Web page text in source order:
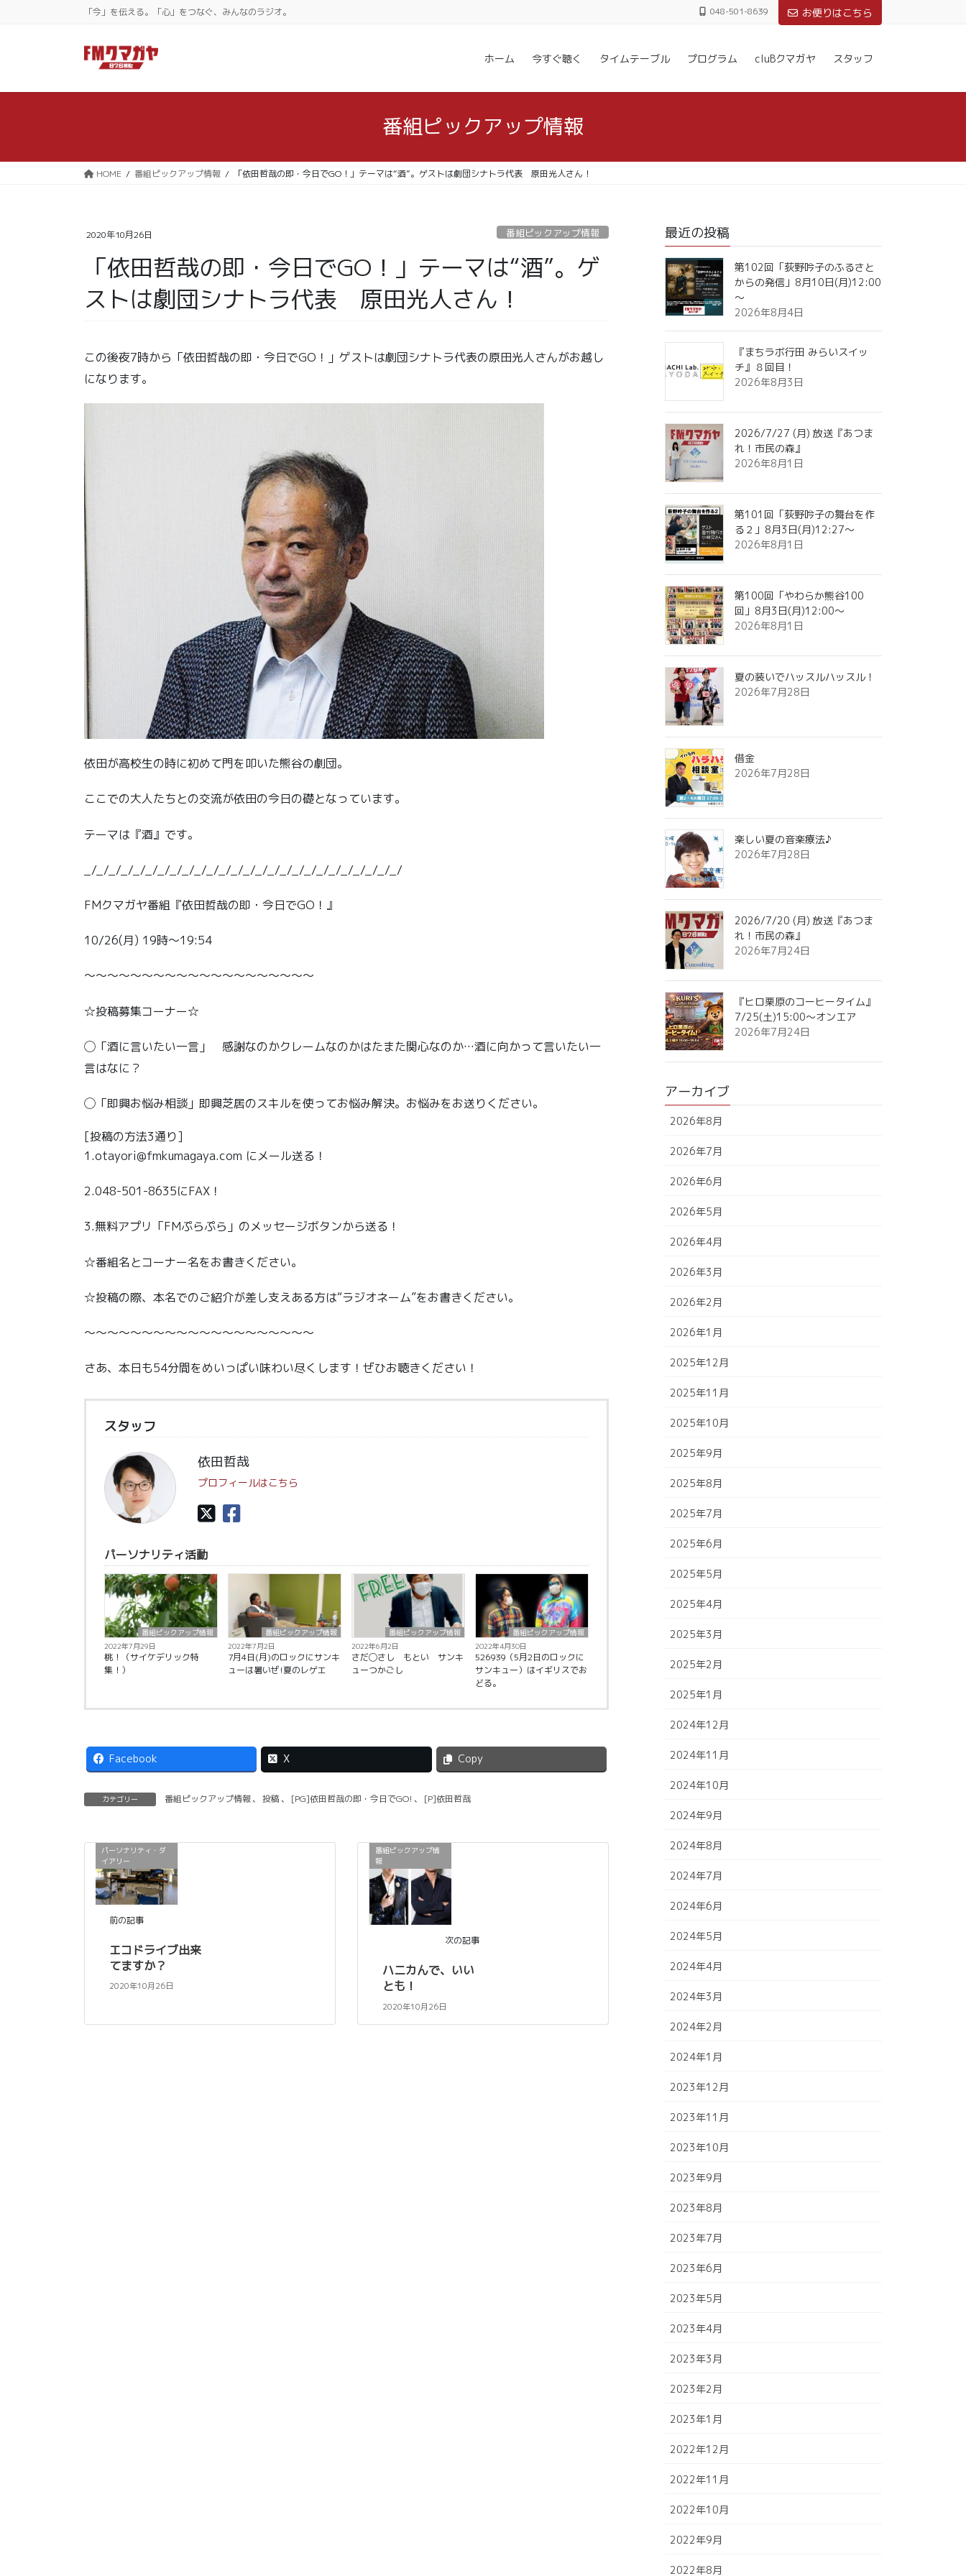
に
ョ
動
「今」を伝える。「心」をつなぐ、みんなのラジオ。 048-501-8639 お便りはこちら
ホーム 今すぐ聴く タイムテーブル プログラム cluBクマガヤ スタッフ
番組ピックアップ情報
HOME 番組ピックアップ情報 「依田哲哉の即・今日でGO！」テーマは“酒”。ゲストは劇団シナトラ代表 原田光人さん！
2020年10月26日 番組ピックアップ情報
「依田哲哉の即・今日でGO！」テーマは“酒”。ゲ
ストは劇団シナトラ代表 原田光人さん！
この後夜7時から「依田哲哉の即・今日でGO！」ゲストは劇団シナトラ代表の原田光人さんがお越し
になります。
依田が高校生の時に初めて門を叩いた熊谷の劇団。
ここでの大人たちとの交流が依田の今日の礎となっています。
テーマは『酒』です。
_/_/_/_/_/_/_/_/_/_/_/_/_/_/_/_/_/_/_/_/_/_/_/_/_/_/
FMクマガヤ番組『依田哲哉の即・今日でGO！』
10/26(月) 19時〜19:54
〜〜〜〜〜〜〜〜〜〜〜〜〜〜〜〜〜〜〜〜
☆投稿募集コーナー☆
◯「酒に言いたい一言」 感謝なのかクレームなのかはたまた関心なのか…酒に向かって言いたい一
言はなに？
◯「即興お悩み相談」即興芝居のスキルを使ってお悩み解決。お悩みをお送りください。
[投稿の方法3通り]
1.otayori@fmkumagaya.com にメール送る！
2.048-501-8635にFAX！
3.無料アプリ「FMぷらぷら」のメッセージボタンから送る！
☆番組名とコーナー名をお書きください。
☆投稿の際、本名でのご紹介が差し支えある方は“ラジオネーム”をお書きください。
〜〜〜〜〜〜〜〜〜〜〜〜〜〜〜〜〜〜〜〜
さあ、本日も54分間をめいっぱい味わい尽くします！ぜひお聴きください！
スタッフ
依田哲哉
プロフィールはこちら
パーソナリティ活動
番組ピックアップ情報
2022年7月29日
桃！（サイケデリック特
集！）
番組ピックアップ情報
2022年7月2日
7月4日(月)のロックにサンキ
ューは暑いぜ!夏のレゲエ
番組ピックアップ情報
2022年6月2日
さだ◯さし もとい サンキ
ューつかごし
番組ピックアップ情報
2022年4月30日
526939（5月2日のロックに
サンキュー）はイギリスでお
どる。
Facebook X Copy
カテゴリー 番組ピックアップ情報、 投稿 、 [PG]依田哲哉の即・今日でGO! 、 [P]依田哲哉
パーソナリティ・ダ
イアリー
前の記事
エコドライブ出来
てますか？
2020年10月26日
番組ピックアップ情
報
次の記事
ハニカんで、いい
とも！
2020年10月26日
最近の投稿
第102回「荻野吟子のふるさと
からの発信」8月10日(月)12:00
～
2026年8月4日
『まちラボ行田 みらいスイッ
チ』８回目！
2026年8月3日
2026/7/27 (月) 放送『あつま
れ！市民の森』
2026年8月1日
第101回「荻野吟子の舞台を作
る２」8月3日(月)12:27～
2026年8月1日
第100回「やわらか熊谷100
回」8月3日(月)12:00～
2026年8月1日
夏の装いでハッスルハッスル！
2026年7月28日
借金
2026年7月28日
楽しい夏の音楽療法♪
2026年7月28日
2026/7/20 (月) 放送『あつま
れ！市民の森』
2026年7月24日
『ヒロ栗原のコーヒータイム』
7/25(土)15:00～オンエア
2026年7月24日
アーカイブ
2026年8月
2026年7月
2026年6月
2026年5月
2026年4月
2026年3月
2026年2月
2026年1月
2025年12月
2025年11月
2025年10月
2025年9月
2025年8月
2025年7月
2025年6月
2025年5月
2025年4月
2025年3月
2025年2月
2025年1月
2024年12月
2024年11月
2024年10月
2024年9月
2024年8月
2024年7月
2024年6月
2024年5月
2024年4月
2024年3月
2024年2月
2024年1月
2023年12月
2023年11月
2023年10月
2023年9月
2023年8月
2023年7月
2023年6月
2023年5月
2023年4月
2023年3月
2023年2月
2023年1月
2022年12月
2022年11月
2022年10月
2022年9月
2022年8月